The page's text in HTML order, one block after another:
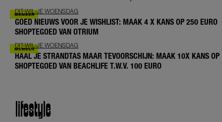
DIT-WIL-JE WOENSDAG
GOED NIEUWS VOOR JE WISHLIST: MAAK 4 X KANS OP 250 EURO
SHOPTEGOED VAN OTRIUM
DIT-WIL-JE WOENSDAG
HAAL JE STRANDTAS MAAR TEVOORSCHIJN: MAAK 10X KANS OP
SHOPTEGOED VAN BEACHLIFE T.W.V. 100 EURO
lifestyle